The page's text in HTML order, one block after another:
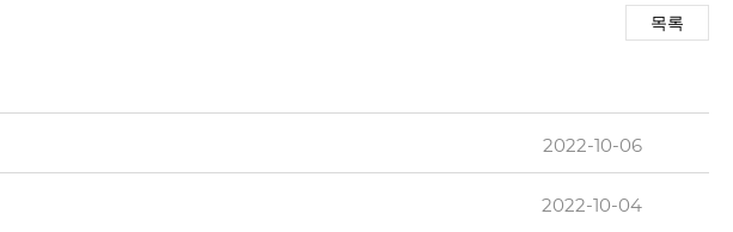
2022-10-06
2022-10-04